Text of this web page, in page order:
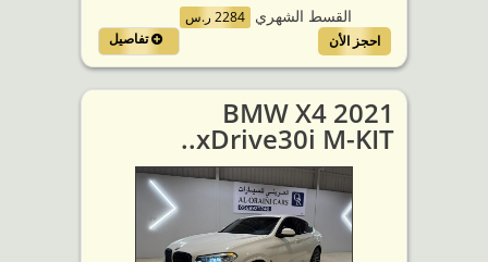
القسط الشهري 2284 ر.س
تفاصيل
احجز الأن
2021 BMW X4
xDrive30i M-KIT..